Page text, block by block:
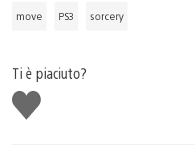
move PS3 sorcery
Ti è piaciuto?
Mi
piace